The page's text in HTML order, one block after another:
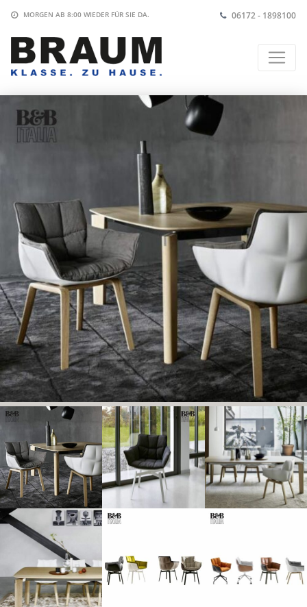
MORGEN AB 8:00 WIEDER FÜR SIE DA. 06172 - 1898100